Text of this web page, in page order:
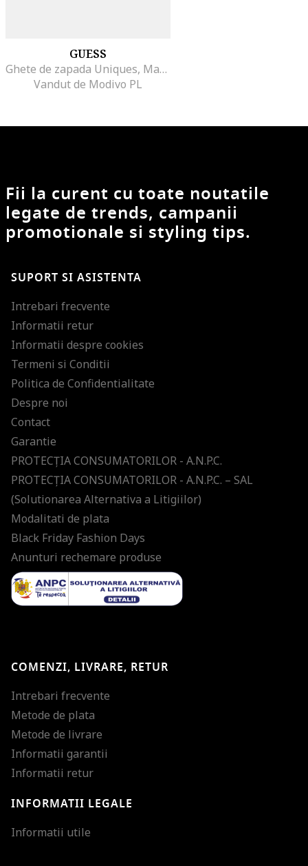
GUESS
Ghete de zapada Uniques, Maro scortisoara
Vandut de Modivo PL
Fii la curent cu toate noutatile
legate de trends, campanii
promotionale si styling tips.
SUPORT SI ASISTENTA
Intrebari frecvente
Informatii retur
Informatii despre cookies
Termeni si Conditii
Politica de Confidentialitate
Despre noi
Contact
Garantie
PROTECŢIA CONSUMATORILOR - A.N.P.C.
PROTECŢIA CONSUMATORILOR - A.N.P.C. – SAL
(Solutionarea Alternativa a Litigiilor)
Modalitati de plata
Black Friday Fashion Days
Anunturi rechemare produse
COMENZI, LIVRARE, RETUR
Intrebari frecvente
Metode de plata
Metode de livrare
Informatii garantii
Informatii retur
INFORMATII LEGALE
Informatii utile